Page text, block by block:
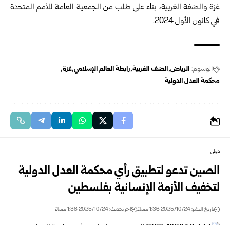
غزة والضفة الغربية، بناء على طلب من الجمعية العامة للأمم المتحدة
في كانون الأول 2024.
الوسوم: الرياض الضف الغربية رابطة العالم الإسلامي غزة
محكمة العدل الدولية
دولي
الصين تدعو لتطبيق رأي محكمة العدل الدولية
لتخفيف الأزمة الإنسانية بفلسطين
تاريخ النشر: 2025/10/24 1:36 مساءً اخر تحديث: 2025/10/24 1:36 مساءً